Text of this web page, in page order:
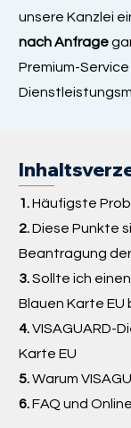
unsere Kanzlei
nach Anfrage
Premium-
1.Häufigste
2.Diese Punkte
Beantragung
3.Sollte ich
Blauen Karte
4.VISAGUARD-
Karte EU
5.Warum
6.FAQ und